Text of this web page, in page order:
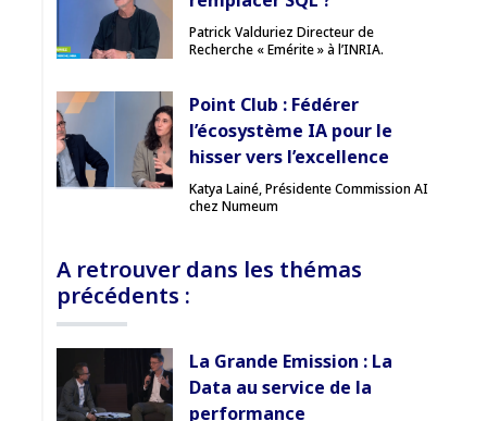
Patrick Valduriez Directeur de
Recherche « Emérite » à l’INRIA.
Point Club : Fédérer
l’écosystème IA pour le
hisser vers l’excellence
Katya Lainé, Présidente Commission AI
chez Numeum
A retrouver dans les thémas
précédents :
La Grande Emission : La
Data au service de la
performance